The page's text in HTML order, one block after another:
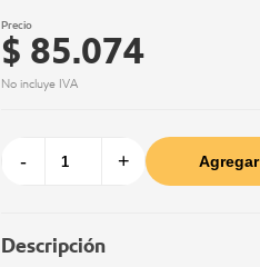
Precio
$ 85.074
No incluye IVA
- + Agregar
Descripción